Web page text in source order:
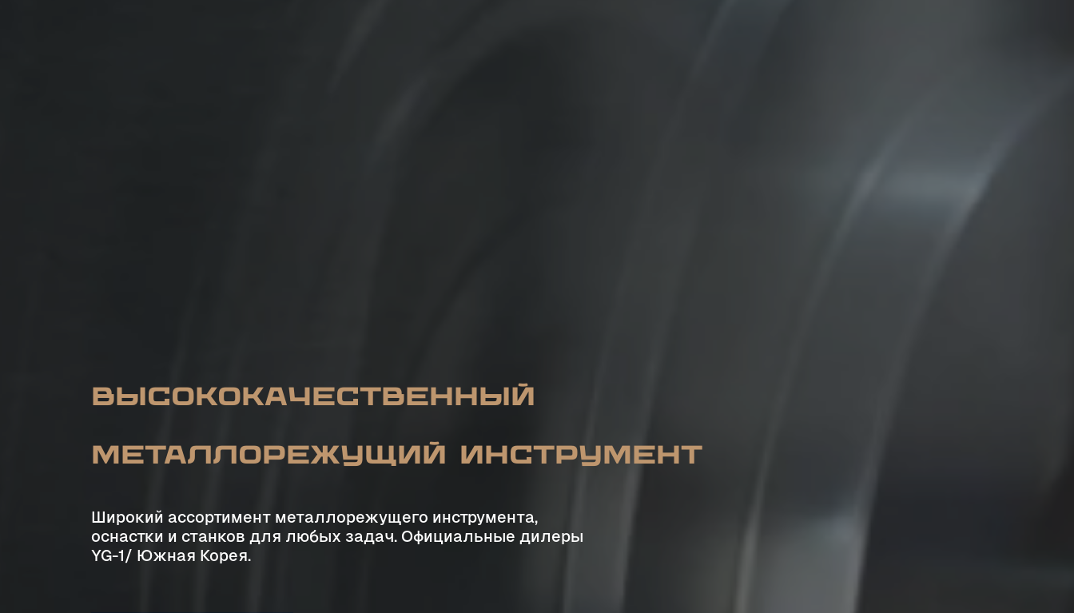
Высококачественный
металлорежущий инструмент
Широкий ассортимент металлорежущего инструмента,
оснастки и станков для любых задач. Официальные дилеры
YG-1/ Южная Корея.